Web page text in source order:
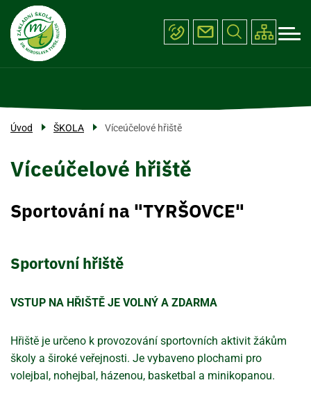
Přejít
hlavnímu
obsahu
Menu
navigace
ŠKOLA
PROJEKTY
ÚŘEDNÍ DESKA
KONTAKTY
Úvod ŠKOLA Víceúčelové hřiště
Víceúčelové hřiště
Sportování na "TYRŠOVCE"
Sportovní hřiště
VSTUP NA HŘIŠTĚ JE VOLNÝ A ZDARMA
Hřiště je určeno k provozování sportovních aktivit žákům
školy a široké veřejnosti. Je vybaveno plochami pro
volejbal, nohejbal, házenou, basketbal a minikopanou.